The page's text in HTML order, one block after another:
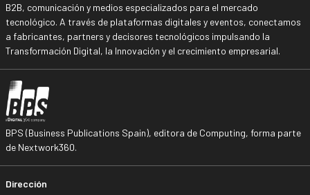
B2B, comunicación y medios especializados para el mercado
tecnológico. A través de plataformas digitales y eventos, conectamos
a fabricantes, partners y decisores tecnológicos impulsando la
Transformación Digital, la Innovación y el crecimiento empresarial.
BPS (Business Publications Spain), editora de Computing, forma parte
de Nextwork360.
Dirección